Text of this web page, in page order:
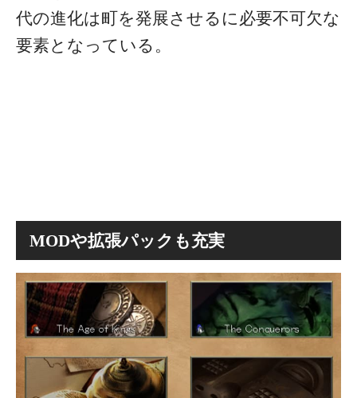
代の進化は町を発展させるに必要不可欠な
要素となっている。
MODや拡張パックも充実